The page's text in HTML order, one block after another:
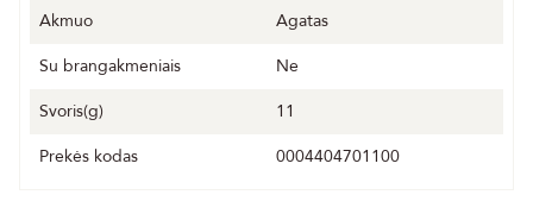
Akmuo
Agatas
Su brangakmeniais
Ne
Svoris(g)
11
Prekės kodas
0004404701100